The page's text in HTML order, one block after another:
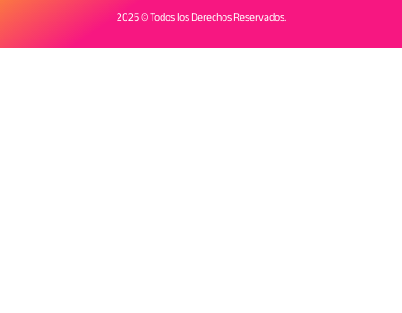
2025 © Todos los Derechos Reservados.